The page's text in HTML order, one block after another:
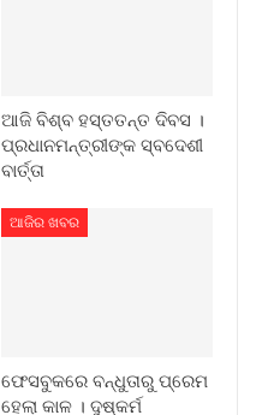
ଆଜି ବିଶ୍ବ ହସ୍ତତନ୍ତ ଦିବସ ।
ପ୍ରଧାନମନ୍ତ୍ରୀଙ୍କ ସ୍ବଦେଶୀ
ବାର୍ତ୍ତା
ଆଜିର ଖବର
ଫେସବୁକରେ ବନ୍ଧୁତାରୁ ପ୍ରେମ
ହେଲା କାଳ । ଦୁଷ୍କର୍ମ